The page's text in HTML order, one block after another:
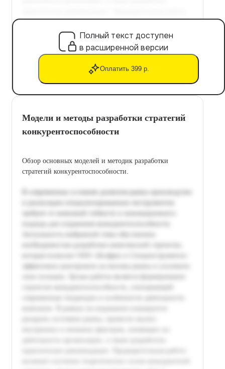
Полный текст доступен
в расширенной версии
Оплатить 399 р.
Модели и методы разработки стратегий
конкурентоспособности
Обзор основных моделей и методик разработки
стратегий конкурентоспособности.